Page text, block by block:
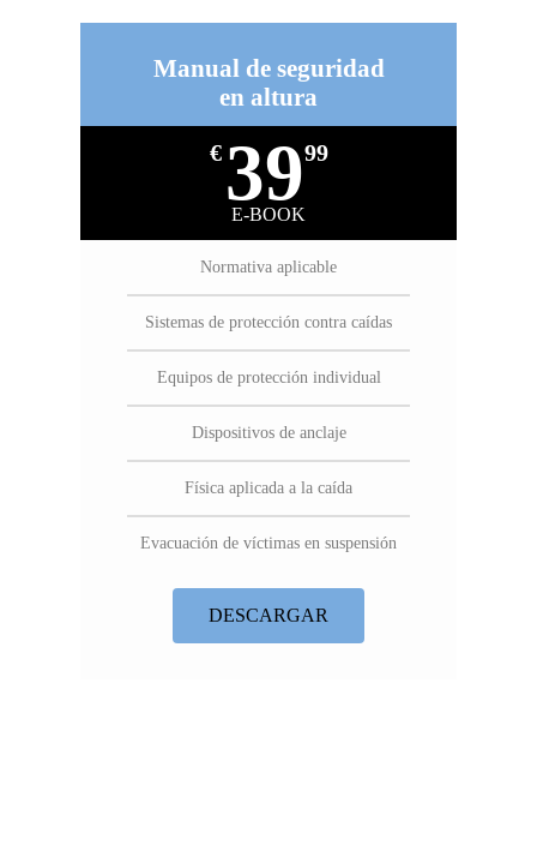
Manual de seguridad
en altura
€ 3999
E-BOOK
Normativa aplicable
Sistemas de protección contra caídas
Equipos de protección individual
Dispositivos de anclaje
Física aplicada a la caída
Evacuación de víctimas en suspensión
DESCARGAR